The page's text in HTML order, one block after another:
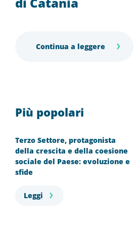
Continua a leggere
Più popolari
Terzo Settore, protagonista
della crescita e della coesione
sociale del Paese: evoluzione e
sfide
Leggi